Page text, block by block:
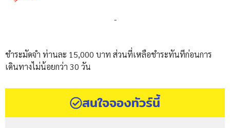
-
ชำระมัดจำ ท่านละ 15,000 บาท ส่วนที่เหลือชำระทันทีก่อนการ
เดินทางไม่น้อยกว่า 30 วัน
สนใจจองทัวร์นี้